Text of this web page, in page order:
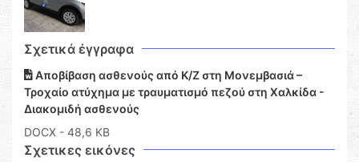
Σχετικά έγγραφα
Αποβίβαση ασθενούς από Κ/Ζ στη Μονεμβασιά –
Τροχαίο ατύχημα με τραυματισμό πεζού στη Χαλκίδα -
Διακομιδή ασθενούς
DOCX - 48,6 KB
Σχετικες εικόνες